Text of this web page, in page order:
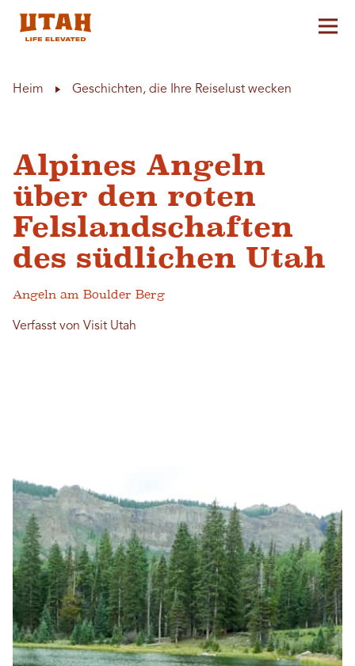
Heim Geschichten, die Ihre Reiselust wecken
Alpines Angeln
über den roten
Felslandschaften
des südlichen Utah
Angeln am Boulder Berg
Verfasst von Visit Utah